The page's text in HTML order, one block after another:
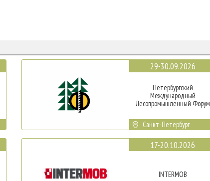
29-30.09.2026
Петербургский
Международный
Лесопромышленный Форум
Санкт-Петербург
17-20.10.2026
INTERMOB